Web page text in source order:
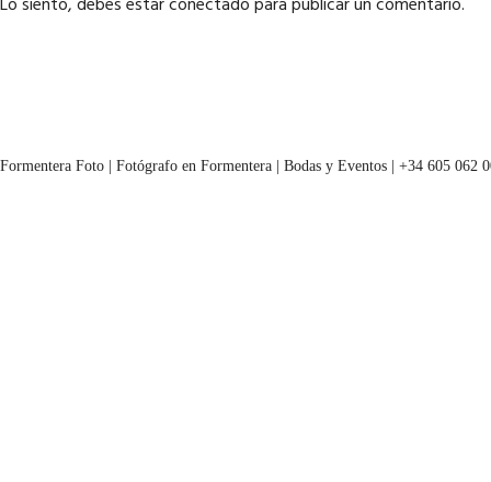
Formentera Foto | Fotógrafo en Formentera | Bodas y Eventos | +34 605 062